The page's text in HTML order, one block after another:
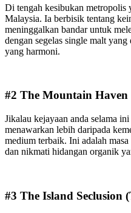
Di tengah kesibukan metropolis
Malaysia. Ia berbisik tentang
meninggalkan bandar untuk
dengan segelas single malt
yang harmoni.
#2 The Mountain Haven
Jikalau kejayaan anda selama
menawarkan lebih daripada
medium terbaik. Ini adalah
dan nikmati hidangan organik
#3 The Island Seclusion